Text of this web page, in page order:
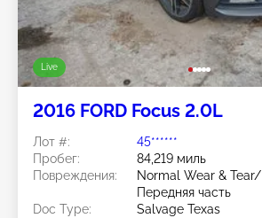
Live
2016 FORD Focus 2.0L
Лот #:
45******
Пробег:
84,219 миль
Повреждения:
Normal Wear & Tear/
Передняя часть
Doc Type:
Salvage Texas